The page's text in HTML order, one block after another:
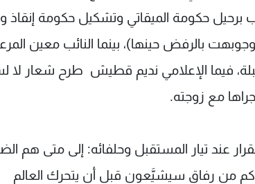
حكومة الميقاتي وتشكيل حكومة إنقاذ
على فكرة الرئيس ميقاتي على قوى 14 آذار وجوبهت بالرفض حينها)، بينما النائب معين
فيما الإعلامي نديم قطيش طرح شعار لا
مع زوجته.
عند تيار المستقبل وحلفائه: إلى متى هم
كم من رفاق سيشيَّعون قبل أن يتحرك العالم